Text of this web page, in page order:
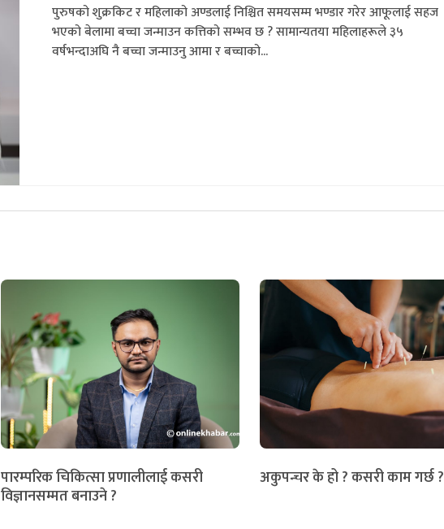
पुरुषको शुक्रकिट र महिलाको अण्डलाई निश्चित समयसम्म भण्डार गरेर आफूलाई सहज
भएको बेलामा बच्चा जन्माउन कत्तिको सम्भव छ ? सामान्यतया महिलाहरूले ३५
वर्षभन्दाअघि नै बच्चा जन्माउनु आमा र बच्चाको...
पारम्परिक चिकित्सा प्रणालीलाई कसरी
विज्ञानसम्मत बनाउने ?
अकुपन्चर के हो ? कसरी काम गर्छ ?